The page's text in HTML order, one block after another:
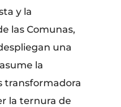
y la
las Comunas,
una
la
transformadora
la ternura de